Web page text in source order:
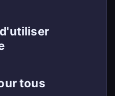
tous